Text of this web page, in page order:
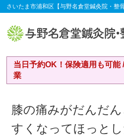
さいたま市浦和区【与野名倉堂鍼灸院・整
当日予約OK！保険適用も可能
業
膝の痛みがだんだ
すくなってほっとし